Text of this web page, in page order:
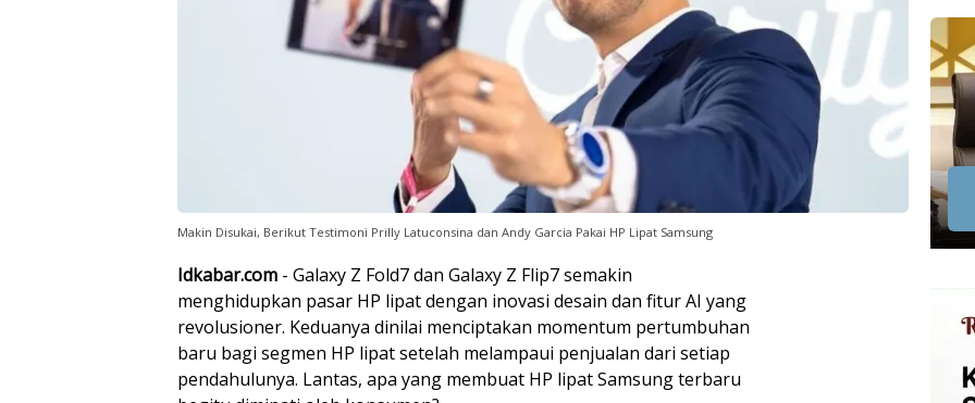
Makin Disukai, Berikut Testimoni Prilly Latuconsina dan Andy Garcia Pakai HP Lipat Samsung
Idkabar.com - Galaxy Z Fold7 dan Galaxy Z Flip7 semakin
menghidupkan pasar HP lipat dengan inovasi desain dan fitur AI yang
revolusioner. Keduanya dinilai menciptakan momentum pertumbuhan
baru bagi segmen HP lipat setelah melampaui penjualan dari setiap
pendahulunya. Lantas, apa yang membuat HP lipat Samsung terbaru